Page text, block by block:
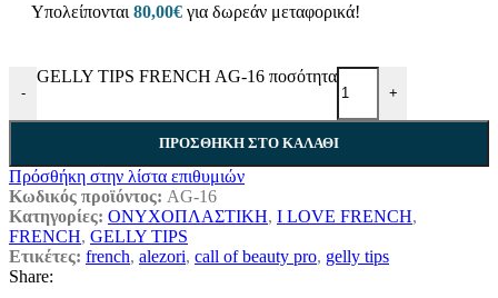
Υπολείπονται 80,00€ για δωρεάν μεταφορικά!
-
GELLY TIPS FRENCH AG-16 ποσότητα
+
ΠΡΟΣΘΉΚΗ ΣΤΟ ΚΑΛΆΘΙ
Πρόσθήκη στην λίστα επιθυμιών
Κωδικός προϊόντος: AG-16
Κατηγορίες: ΟΝΥΧΟΠΛΑΣΤΙΚΗ, I LOVE FRENCH,
FRENCH, GELLY TIPS
Ετικέτες: french, alezori, call of beauty pro, gelly tips
Share: